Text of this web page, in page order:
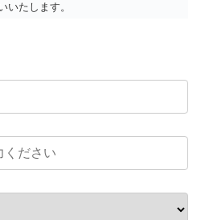
いたします。